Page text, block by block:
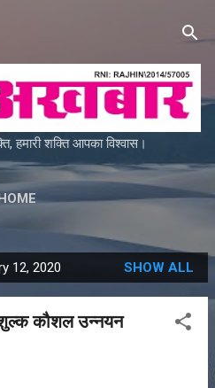
हमारी शक्ति आपका विश्वास।
12, 2020 SHOW ALL
कौशल उन्नयन